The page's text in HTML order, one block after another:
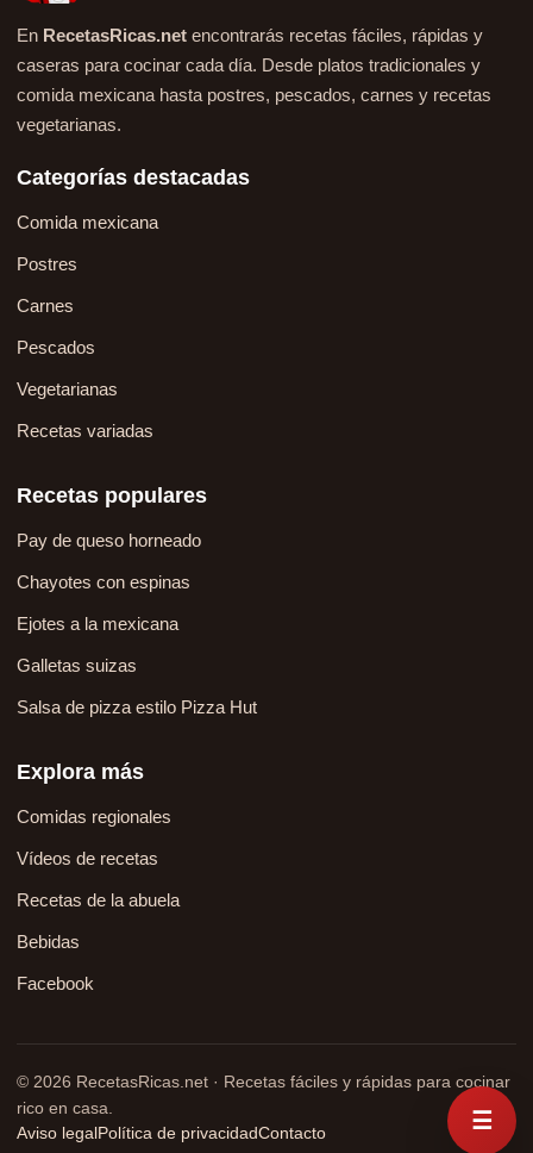
☰
En RecetasRicas.net encontrarás recetas fáciles, rápidas y
caseras para cocinar cada día. Desde platos tradicionales y
comida mexicana hasta postres, pescados, carnes y recetas
vegetarianas.
Categorías destacadas
Comida mexicana
Postres
Carnes
Pescados
Vegetarianas
Recetas variadas
Recetas populares
Pay de queso horneado
Chayotes con espinas
Ejotes a la mexicana
Galletas suizas
Salsa de pizza estilo Pizza Hut
Explora más
Comidas regionales
Vídeos de recetas
Recetas de la abuela
Bebidas
Facebook
© 2026 RecetasRicas.net · Recetas fáciles y rápidas para cocinar
rico en casa.
Aviso legalPolítica de privacidadContacto